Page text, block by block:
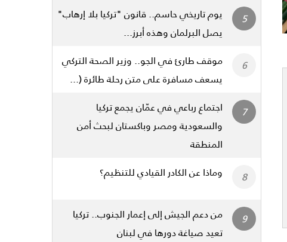
يوم تاريخي حاسم.. قانون "تركيا بلا إرهاب"
يصل البرلمان وهذه أبرز...
موقف طارئ في الجو.. وزير الصحة التركي
يسعف مسافرة على متن رحلة طائرة (...
اجتماع رباعي في عمّان يجمع تركيا
والسعودية ومصر وباكستان لبحث أمن
المنطقة
وماذا عن الكادر القيادي للتنظيم؟
من دعم الجيش إلى إعمار الجنوب.. تركيا
تعيد صياغة دورها في لبنان